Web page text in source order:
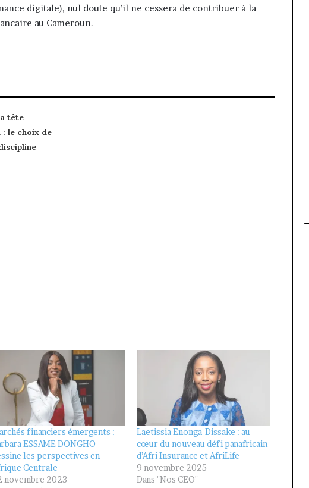
digitale), nul doute qu’il ne cessera de contribuer à la
au Cameroun.
tête
: le choix de
financiers émergents :
ESSAME DONGHO
les perspectives en
Centrale
novembre 2023
Laetissia Enonga-Dissake : au
cœur du nouveau défi panafricain
d’Afri Insurance et AfriLife
9 novembre 2025
Dans "Nos CEO"